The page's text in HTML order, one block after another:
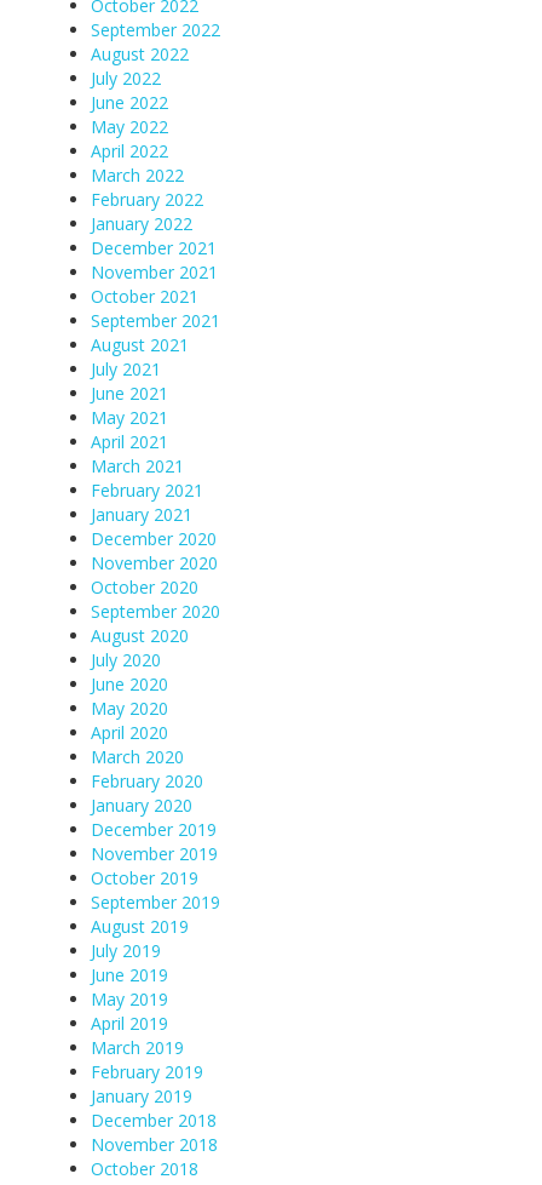
October 2022
September 2022
August 2022
July 2022
June 2022
May 2022
April 2022
March 2022
February 2022
January 2022
December 2021
November 2021
October 2021
September 2021
August 2021
July 2021
June 2021
May 2021
April 2021
March 2021
February 2021
January 2021
December 2020
November 2020
October 2020
September 2020
August 2020
July 2020
June 2020
May 2020
April 2020
March 2020
February 2020
January 2020
December 2019
November 2019
October 2019
September 2019
August 2019
July 2019
June 2019
May 2019
April 2019
March 2019
February 2019
January 2019
December 2018
November 2018
October 2018